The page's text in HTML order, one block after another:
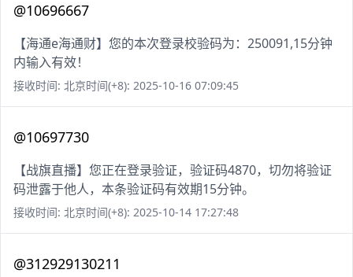
@10696667
【海通e海通财】您的本次登录校验码为：250091,15分钟
内输入有效！
接收时间: 北京时间(+8): 2025-10-16 07:09:45
@10697730
【战旗直播】您正在登录验证，验证码4870，切勿将验证
码泄露于他人，本条验证码有效期15分钟。
接收时间: 北京时间(+8): 2025-10-14 17:27:48
@312929130211